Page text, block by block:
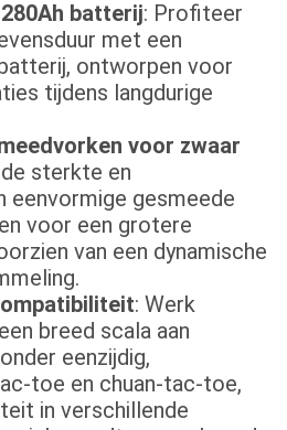
batterij: Profiteer
met een
ontworpen voor
tijdens langdurige
voor zwaar
sterkte en
eenvormige gesmeede
voor een grotere
van een dynamische
: Werk
breed scala aan
eenzijdig,
toe en chuan-tac-toe,
in verschillende